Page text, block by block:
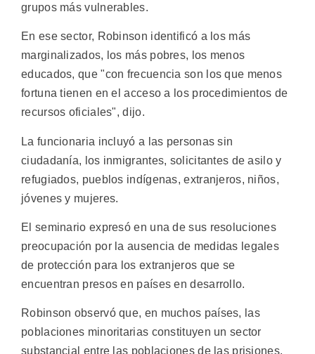
grupos más vulnerables.
En ese sector, Robinson identificó a los más
marginalizados, los más pobres, los menos
educados, que "con frecuencia son los que menos
fortuna tienen en el acceso a los procedimientos de
recursos oficiales", dijo.
La funcionaria incluyó a las personas sin
ciudadanía, los inmigrantes, solicitantes de asilo y
refugiados, pueblos indígenas, extranjeros, niños,
jóvenes y mujeres.
El seminario expresó en una de sus resoluciones
preocupación por la ausencia de medidas legales
de protección para los extranjeros que se
encuentran presos en países en desarrollo.
Robinson observó que, en muchos países, las
poblaciones minoritarias constituyen un sector
substancial entre las poblaciones de las prisiones.